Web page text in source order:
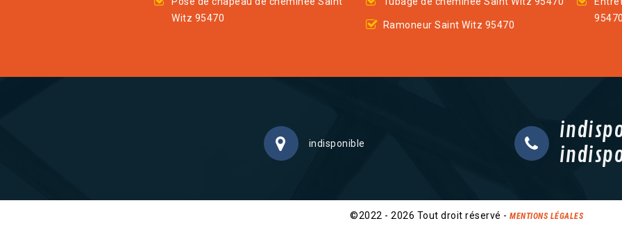
Witz 95470
Ramoneur Saint Witz 95470
95470
indisponible
©2022 - 2026 Tout droit réservé - MENTIONS LÉGALES